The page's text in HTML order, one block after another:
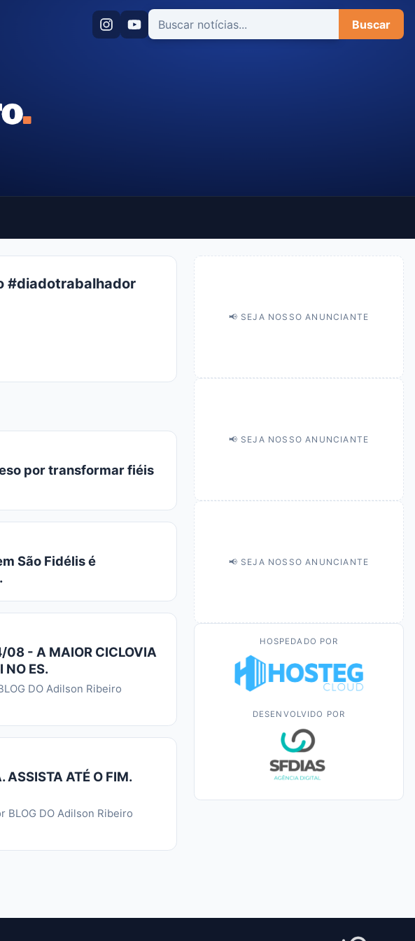
Buscar
#diadotrabalhador
por transformar fiéis
São Fidélis é
08 - A MAIOR CICLOVIA
NO ES.
DO Adilson Ribeiro
ASSISTA ATÉ O FIM.
DO Adilson Ribeiro
📢 SEJA NOSSO ANUNCIANTE
📢 SEJA NOSSO ANUNCIANTE
📢 SEJA NOSSO ANUNCIANTE
HOSPEDADO POR
DESENVOLVIDO POR